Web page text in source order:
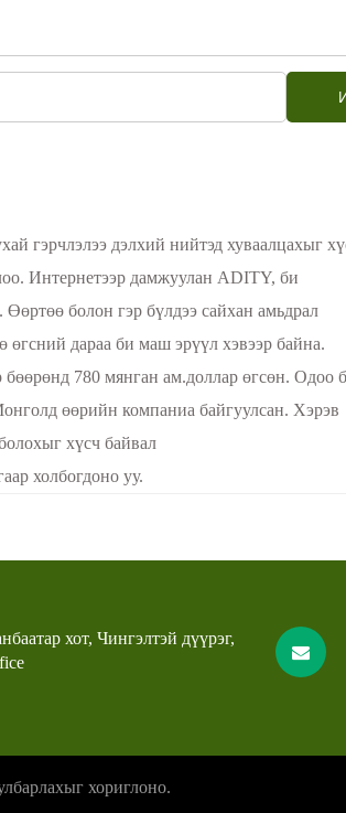
гэрчлэлээ дэлхий нийтэд хуваалцахыг
Интернетээр дамжуулан ADITY, би
болон гэр бүлдээ сайхан амьдрал
өгсний дараа би маш эрүүл хэвээр байна.
780 мянган ам.доллар өгсөн. Одоо
өөрийн компаниа байгуулсан. Хэрэв
хүсч байвал
холбогдоно уу.
хот, Чингэлтэй дүүрэг,
хориглоно.